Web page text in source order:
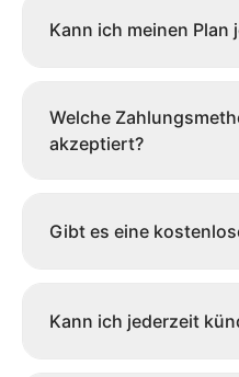
Kann ich meinen Plan
Welche
akzeptiert?
Gibt es eine
Kann ich jederzeit